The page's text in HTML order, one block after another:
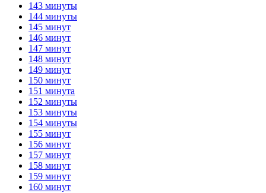
143 минуты
144 минуты
145 минут
146 минут
147 минут
148 минут
149 минут
150 минут
151 минута
152 минуты
153 минуты
154 минуты
155 минут
156 минут
157 минут
158 минут
159 минут
160 минут